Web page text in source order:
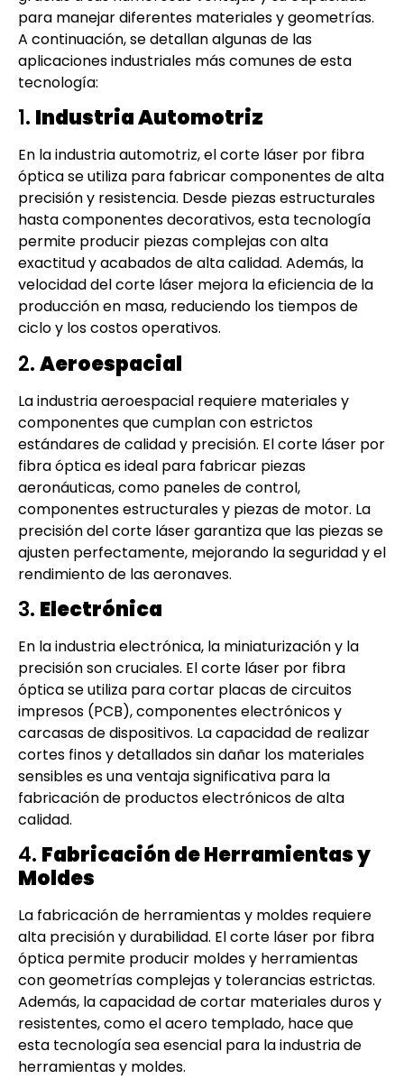
para manejar diferentes materiales y geometrías.
A continuación, se detallan algunas de las
aplicaciones industriales más comunes de esta
tecnología:
1. Industria Automotriz
En la industria automotriz, el corte láser por fibra
óptica se utiliza para fabricar componentes de alta
precisión y resistencia. Desde piezas estructurales
hasta componentes decorativos, esta tecnología
permite producir piezas complejas con alta
exactitud y acabados de alta calidad. Además, la
velocidad del corte láser mejora la eficiencia de la
producción en masa, reduciendo los tiempos de
ciclo y los costos operativos.
2.Aeroespacial
La industria aeroespacial requiere materiales y
componentes que cumplan con estrictos
estándares de calidad y precisión. El corte láser por
fibra óptica es ideal para fabricar piezas
aeronáuticas, como paneles de control,
componentes estructurales y piezas de motor. La
precisión del corte láser garantiza que las piezas se
ajusten perfectamente, mejorando la seguridad y el
rendimiento de las aeronaves.
3. Electrónica
En la industria electrónica, la miniaturización y la
precisión son cruciales. El corte láser por fibra
óptica se utiliza para cortar placas de circuitos
impresos (PCB), componentes electrónicos y
carcasas de dispositivos. La capacidad de realizar
cortes finos y detallados sin dañar los materiales
sensibles es una ventaja significativa para la
fabricación de productos electrónicos de alta
calidad.
4. Fabricación de Herramientas y
Moldes
La fabricación de herramientas y moldes requiere
alta precisión y durabilidad. El corte láser por fibra
óptica permite producir moldes y herramientas
con geometrías complejas y tolerancias estrictas.
Además, la capacidad de cortar materiales duros y
resistentes, como el acero templado, hace que
esta tecnología sea esencial para la industria de
herramientas y moldes.